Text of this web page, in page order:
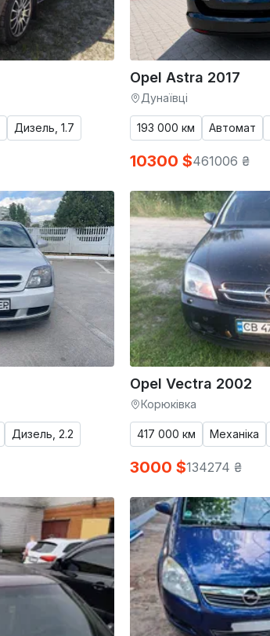
Дизель, 1.7
Opel Astra 2017
Дунаївці
193 000 км Автомат
10300 $461006 ₴
Дизель, 2.2
Opel Vectra 2002
Корюківка
417 000 км Механіка
3000 $134274 ₴